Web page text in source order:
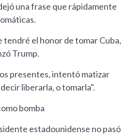
una frase que rápidamente
tendré el honor de tomar Cuba,
Trump.
presentes, intentó matizar
liberarla, o tomarla".
bomba
estadounidense no pasó